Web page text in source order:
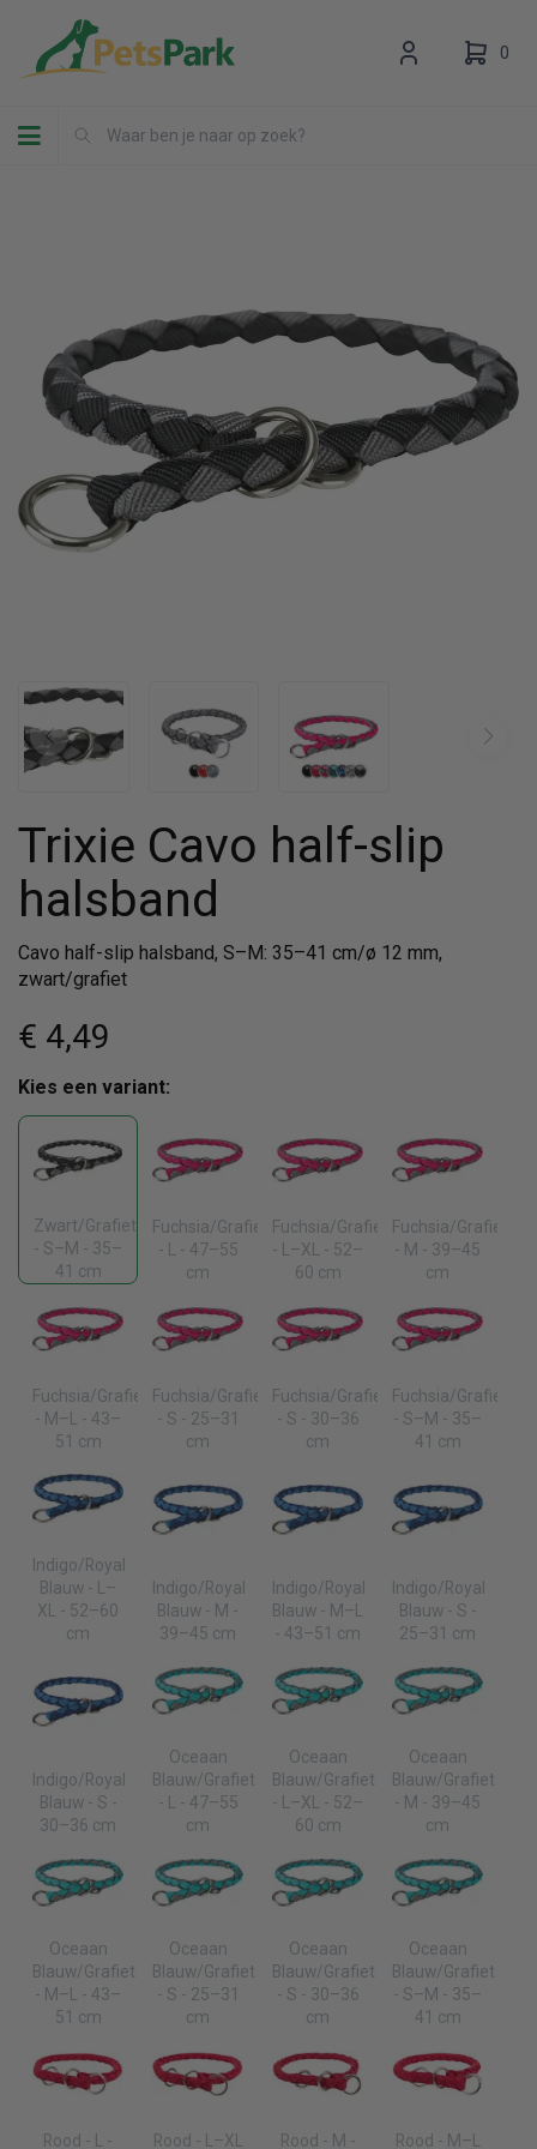
Toggle navigation
0
Vul hem met producten.
Trixie Cavo half-slip
halsband
Cavo half-slip halsband, S–M: 35–41 cm/ø 12 mm,
zwart/grafiet
€ 4,49
Kies een variant:
Zwart/Grafiet
- S–M - 35–
41 cm
Fuchsia/Grafiet
- L - 47–55
cm
Fuchsia/Grafiet
- L–XL - 52–
60 cm
Fuchsia/Grafiet
- M - 39–45
cm
Fuchsia/Grafiet
- M–L - 43–
51 cm
Fuchsia/Grafiet
- S - 25–31
cm
Fuchsia/Grafiet
- S - 30–36
cm
Fuchsia/Grafiet
- S–M - 35–
41 cm
Indigo/Royal
Blauw - L–
XL - 52–60
cm
Indigo/Royal
Blauw - M -
39–45 cm
Indigo/Royal
Blauw - M–L
- 43–51 cm
Indigo/Royal
Blauw - S -
25–31 cm
Indigo/Royal
Blauw - S -
30–36 cm
Oceaan
Blauw/Grafiet
- L - 47–55
cm
Oceaan
Blauw/Grafiet
- L–XL - 52–
60 cm
Oceaan
Blauw/Grafiet
- M - 39–45
cm
Oceaan
Blauw/Grafiet
- M–L - 43–
51 cm
Oceaan
Blauw/Grafiet
- S - 25–31
cm
Oceaan
Blauw/Grafiet
- S - 30–36
cm
Oceaan
Blauw/Grafiet
- S–M - 35–
41 cm
Rood - L - Rood - L–XL Rood - M - Rood - M–L